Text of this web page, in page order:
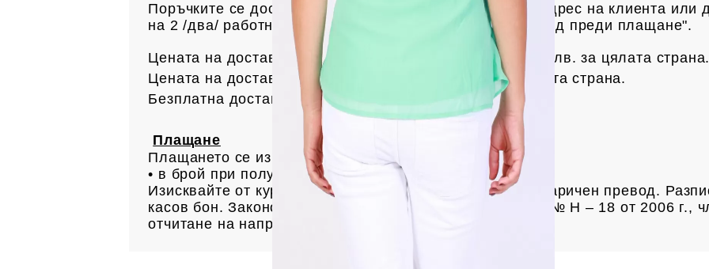
Поръчките се доставят с куриерска фирма Спиди, до адрес на клиента или
на 2 /два/ работни дни. Всяка пратка има опция "преглед преди плащане".
Цената на доставката до офис на Спиди е 3.50 € / 6.85 лв.за цялата страна.
Цената на доставката до адрес е 4 € /
7.82 лв.за цялата страна.
Безплатна доставка за поръчки над 61.35 € /
120 лв.
Плащане
Плащането се извършва:
• в брой при получаване на продукта
Изисквайте от куриера Вашата разписка за пощенски паричен превод.
касов бон. Законово основание за услугата е Наредба № Н – 18 от 2006 г.,
отчитане на направените продажби“.